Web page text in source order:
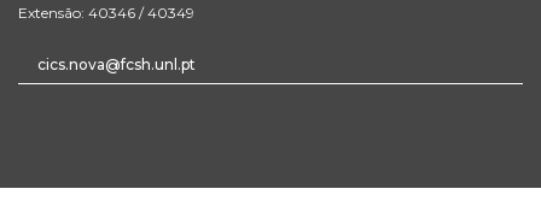
Extensão: 40346 / 40349
cics.nova@fcsh.unl.pt